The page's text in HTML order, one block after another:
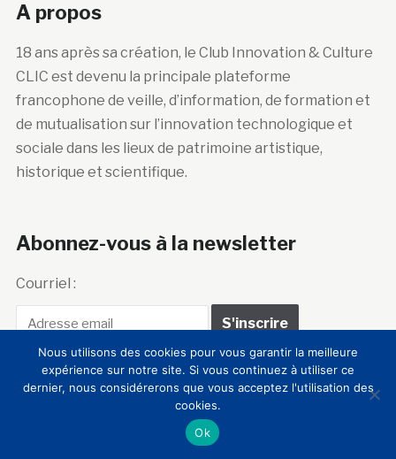
A propos
18 ans après sa création, le Club Innovation & Culture
CLIC est devenu la principale plateforme
francophone de veille, d’information, de formation et
de mutualisation sur l’innovation technologique et
sociale dans les lieux de patrimoine artistique,
historique et scientifique.
Abonnez-vous à la newsletter
Courriel :
Club Innovation &
Nous utilisons des cookies pour vous garantir la meilleure
expérience sur notre site. Si vous continuez à utiliser ce
dernier, nous considérerons que vous acceptez l'utilisation des
cookies.
Ok